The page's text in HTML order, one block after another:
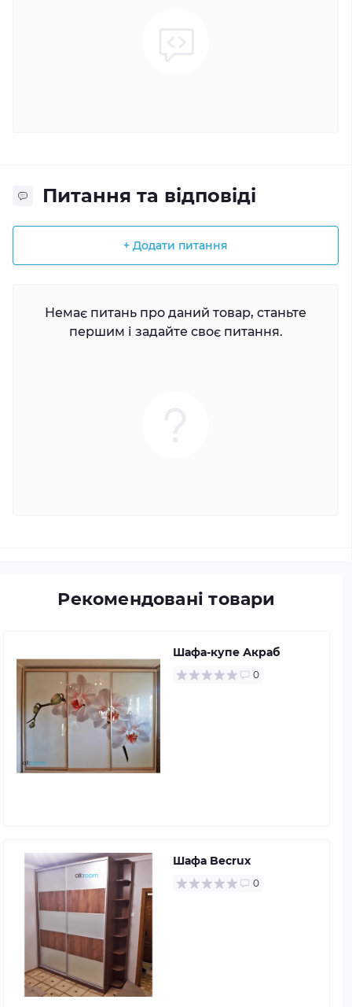
Питання та відповіді
+ Додати питання
Немає питань про даний товар, станьте
першим і задайте своє питання.
Рекомендовані товари
Шафа-купе Акраб
0
Шафа Becrux
0